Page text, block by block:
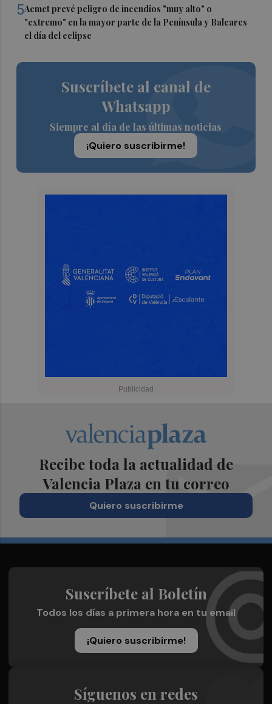
5Aemet prevé peligro de incendios "muy alto" o
"extremo" en la mayor parte de la Península y Baleares
el día del eclipse
Suscríbete al canal de
Whatsapp
Siempre al día de las últimas noticias
¡Quiero suscribirme!
Recibe toda la actualidad de
Valencia Plaza en tu correo
Quiero suscribirme
Suscríbete al Boletín
Todos los días a primera hora en tu email
¡Quiero suscribirme!
Síguenos en redes